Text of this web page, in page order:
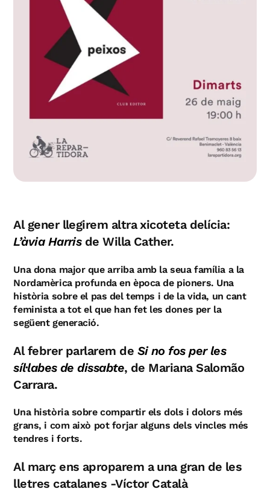
Al gener llegirem altra xicoteta delícia:
L’àvia Harrisde Willa Cather.
Una dona major que arriba amb la seua família a la
Nordamèrica profunda en època de pioners. Una
història sobre el pas del temps i de la vida, un cant
feminista a tot el que han fet les dones per la
següent generació.
Al febrer parlarem de Si no fos per les
síl·labes de dissabte, de Mariana Salomão
Carrara.
Una història sobre compartir els dols i dolors més
grans, i com això pot forjar alguns dels vincles més
tendres i forts.
Al març ens aproparem a una gran de les
lletres catalanes -Víctor Català